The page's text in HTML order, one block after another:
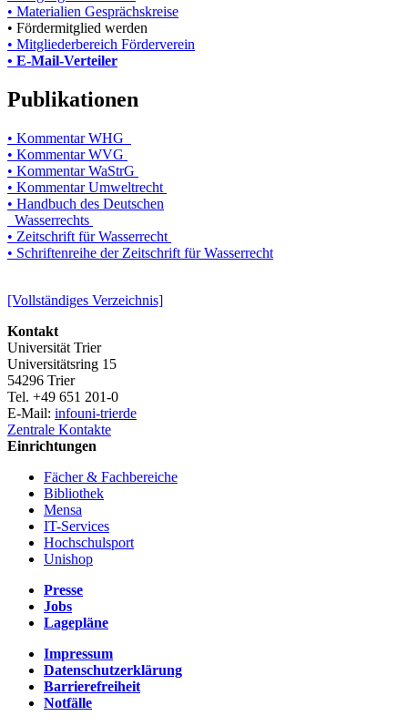
• Materialien Gesprächskreise
• Fördermitglied werden
• Mitgliederbereich Förderverein
• E-Mail-Verteiler
Publikationen
• Kommentar WHG
• Kommentar WVG
• Kommentar WaStrG
• Kommentar Umweltrecht
• Handbuch des Deutschen
Wasserrechts
• Zeitschrift für Wasserrecht
• Schriftenreihe der Zeitschrift für Wasserrecht
[Vollständiges Verzeichnis]
Kontakt
Universität Trier
Universitätsring 15
54296 Trier
Tel. +49 651 201-0
E-Mail: infouni-trierde
Zentrale Kontakte
Einrichtungen
Fächer & Fachbereiche
Bibliothek
Mensa
IT-Services
Hochschulsport
Unishop
Presse
Jobs
Lagepläne
Impressum
Datenschutzerklärung
Barrierefreiheit
Notfälle